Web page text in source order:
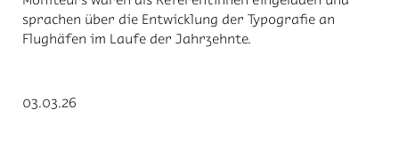
sprachen über die Entwicklung der Typografie an
Flughäfen im Laufe der Jahrzehnte.
03.03.26